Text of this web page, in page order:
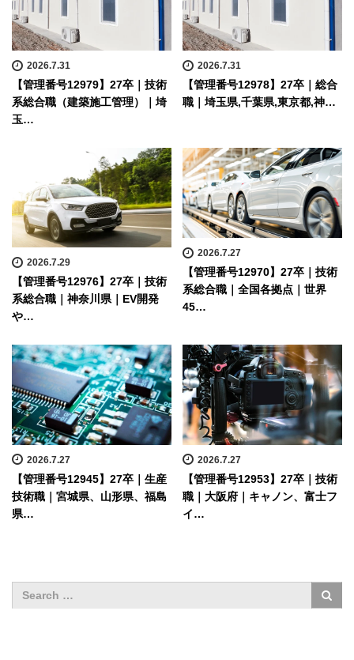
2026.7.31
【管理番号12979】27卒｜技術
系総合職（建築施工管理）｜埼
玉…
2026.7.31
【管理番号12978】27卒｜総合
職｜埼玉県,千葉県,東京都,神…
2026.7.29
【管理番号12976】27卒｜技術
系総合職｜神奈川県｜EV開発
や…
2026.7.27
【管理番号12970】27卒｜技術
系総合職｜全国各拠点｜世界
45…
2026.7.27
【管理番号12945】27卒｜生産
技術職｜宮城県、山形県、福島
県…
2026.7.27
【管理番号12953】27卒｜技術
職｜大阪府｜キャノン、富士フ
イ…